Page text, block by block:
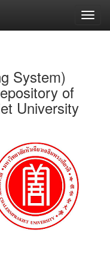
System)
of
University